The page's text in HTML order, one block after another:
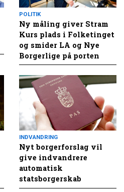
POLITIK
Ny måling giver Stram
Kurs plads i Folketinget
og smider LA og Nye
Borgerlige på porten
INDVANDRING
Nyt borgerforslag vil
give indvandrere
automatisk
statsborgerskab